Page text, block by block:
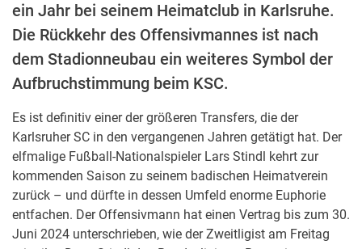
ein Jahr bei seinem Heimatclub in Karlsruhe.
Die Rückkehr des Offensivmannes ist nach
dem Stadionneubau ein weiteres Symbol der
Aufbruchstimmung beim KSC.
Es ist definitiv einer der größeren Transfers, die der
Karlsruher SC in den vergangenen Jahren getätigt hat. Der
elfmalige Fußball-Nationalspieler Lars Stindl kehrt zur
kommenden Saison zu seinem badischen Heimatverein
zurück – und dürfte in dessen Umfeld enorme Euphorie
entfachen. Der Offensivmann hat einen Vertrag bis zum 30.
Juni 2024 unterschrieben, wie der Zweitligist am Freitag